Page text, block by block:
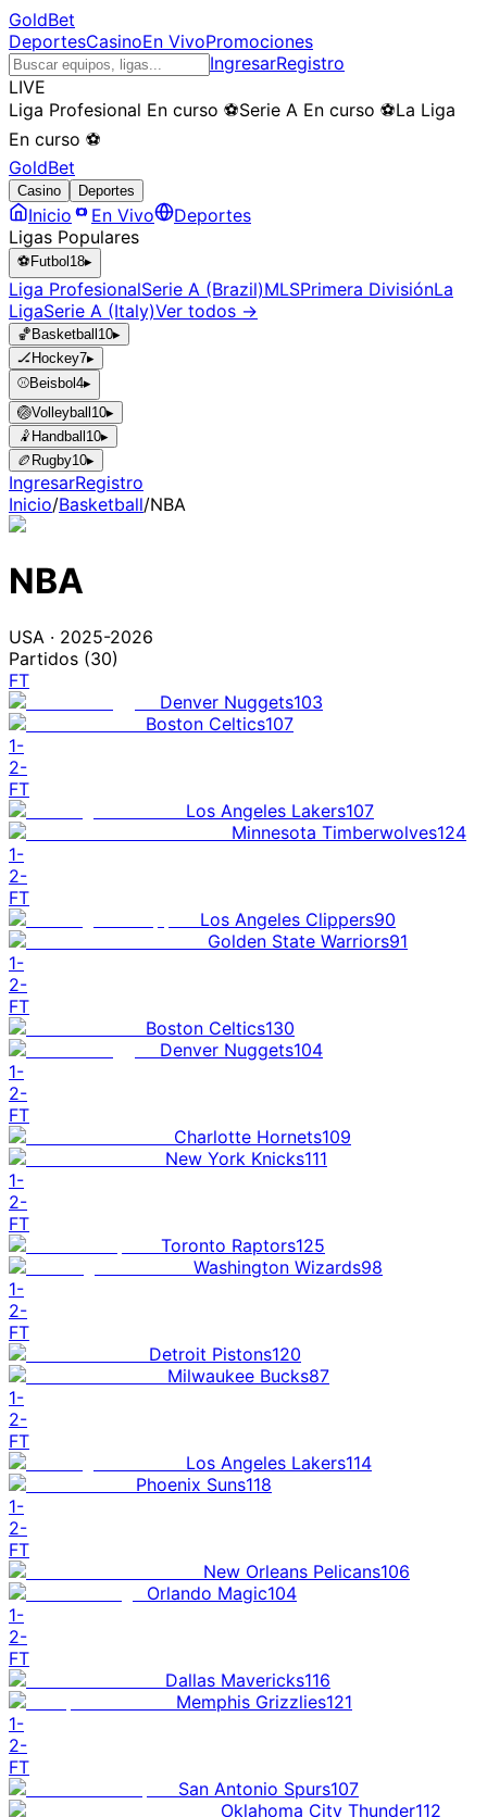
GoldBet
DeportesCasinoEn VivoPromociones
IngresarRegistro
LIVE
Liga Profesional En curso ⚽Serie A En curso ⚽La Liga
En curso ⚽
GoldBet
Casino Deportes
Inicio En Vivo
Deportes
Ligas Populares
⚽ Futbol 18▸
Liga ProfesionalSerie A (Brazil)MLSPrimera DivisiónLa
LigaSerie A (Italy)Ver todos →
🏀 Basketball 10▸
🏒 Hockey7▸
⚾Beisbol 4▸
🏐Volleyball 10▸
🤾 Handball 10▸
🏉 Rugby10▸
IngresarRegistro
Inicio/Basketball/NBA
NBA
USA · 2025-2026
Partidos (30)
FT
Denver Nuggets103
Boston Celtics107
1-
2-
FT
Los Angeles Lakers107
Minnesota Timberwolves124
1-
2-
FT
Los Angeles Clippers90
Golden State Warriors91
1-
2-
FT
Boston Celtics130
Denver Nuggets104
1-
2-
FT
Charlotte Hornets109
New York Knicks111
1-
2-
FT
Toronto Raptors125
Washington Wizards98
1-
2-
FT
Detroit Pistons120
Milwaukee Bucks87
1-
2-
FT
Los Angeles Lakers114
Phoenix Suns118
1-
2-
FT
New Orleans Pelicans106
Orlando Magic104
1-
2-
FT
Dallas Mavericks116
Memphis Grizzlies121
1-
2-
FT
San Antonio Spurs107
Oklahoma City Thunder112